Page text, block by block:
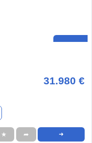
31.980 €
★ ➦ ➜